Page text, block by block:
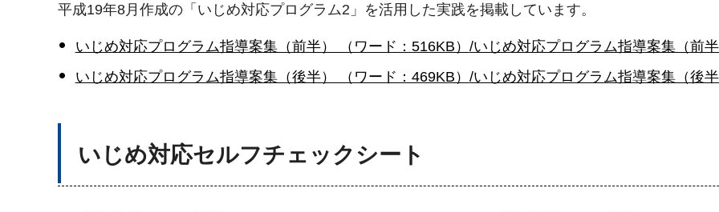
平成19年8月作成の「いじめ対応プログラム2」を活用した実践を掲載しています。
いじめ対応プログラム指導案集（前半） （ワード：516KB） /いじめ対応プログラム指導案集（前
いじめ対応プログラム指導案集（後半） （ワード：469KB） /いじめ対応プログラム指導案集（後
いじめ対応セルフチェックシート